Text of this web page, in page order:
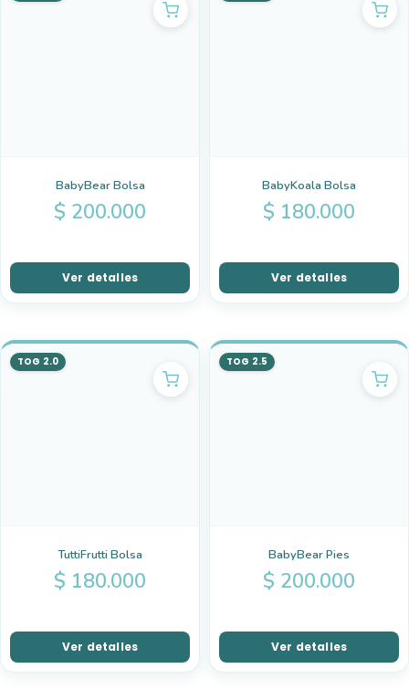
BabyBear Bolsa
$ 200.000
Ver detalles
BabyKoala Bolsa
$ 180.000
Ver detalles
TOG 2.0
TuttiFrutti Bolsa
$ 180.000
Ver detalles
TOG 2.5
BabyBear Pies
$ 200.000
Ver detalles